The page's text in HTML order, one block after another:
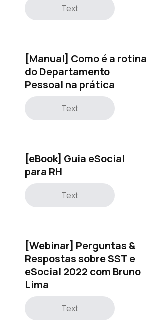
Text
[Manual] Como é a rotina
do Departamento
Pessoal na prática
Text
[eBook] Guia eSocial
para RH
Text
[Webinar] Perguntas &
Respostas sobre SST e
eSocial 2022 com Bruno
Lima
Text